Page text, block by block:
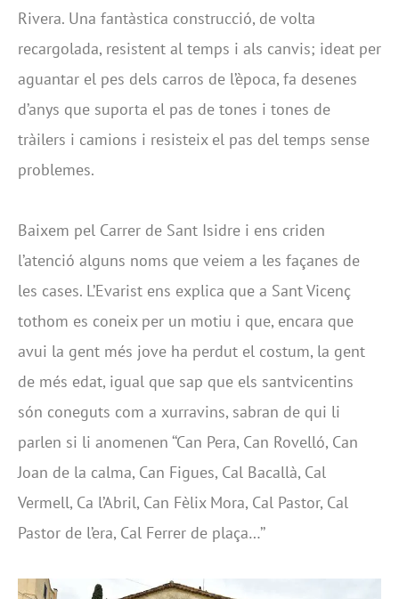
Rivera. Una fantàstica construcció, de volta
recargolada, resistent al temps i als canvis; ideat per
aguantar el pes dels carros de l’època, fa desenes
d’anys que suporta el pas de tones i tones de
tràilers i camions i resisteix el pas del temps sense
problemes.
Baixem pel Carrer de Sant Isidre i ens criden
l’atenció alguns noms que veiem a les façanes de
les cases. L’Evarist ens explica que a Sant Vicenç
tothom es coneix per un motiu i que, encara que
avui la gent més jove ha perdut el costum, la gent
de més edat, igual que sap que els santvicentins
són coneguts com a xurravins, sabran de qui li
parlen si li anomenen ‘‘Can Pera, Can Rovelló, Can
Joan de la calma, Can Figues, Cal Bacallà, Cal
Vermell, Ca l’Abril, Can Fèlix Mora, Cal Pastor, Cal
Pastor de l’era, Cal Ferrer de plaça…’’